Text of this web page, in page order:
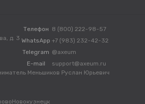
д. 3
Телефон 8 (800) 222-98-57
WhatsApp +7 (983) 232-42-32
Telegram @axeum
E-mail
support@axeum.ru
Меньшиков Руслан Юрьевич
Новокузнецк